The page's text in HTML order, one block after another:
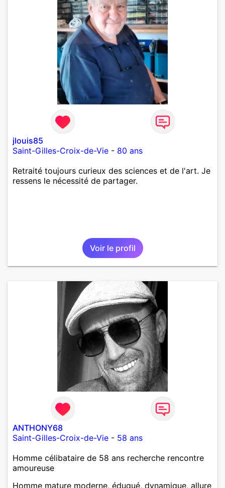
jlouis85
Saint-Gilles-Croix-de-Vie - 80 ans
Retraité toujours curieux des sciences et de l'art. Je
ressens le nécessité de partager.
Voir le profil
ANTHONY68
Saint-Gilles-Croix-de-Vie - 58 ans
Homme célibataire de 58 ans recherche rencontre
amoureuse
Homme mature moderne, éduqué, dynamique, allure